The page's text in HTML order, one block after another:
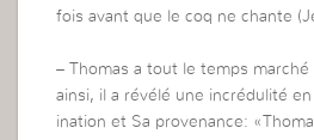
fois avant que le coq ne chante
– Thomas a tout le temps
ainsi, il a révélé une incrédulité
ination et Sa provenance: